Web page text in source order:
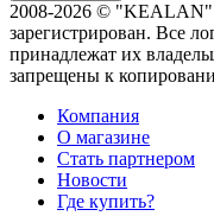
2008-2026 © "KEALAN"
зарегистрирован. Все
принадлежат их
запрещены к
Компания
О магазине
Стать партнером
Новости
Где купить?